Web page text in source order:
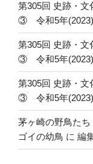
第305回 史跡・
③ 令和5年
第305回 史跡・
③ 令和5年
第305回 史跡・
③ 令和5年
茅ヶ崎の野鳥た
ゴイの幼鳥 に 編